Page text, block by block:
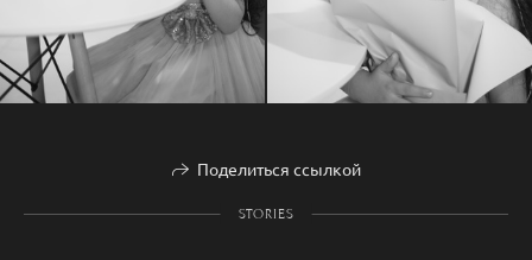
Поделиться ссылкой
STORIES